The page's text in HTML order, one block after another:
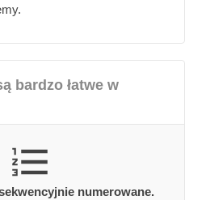
bardzo łatwe w
numerowane.